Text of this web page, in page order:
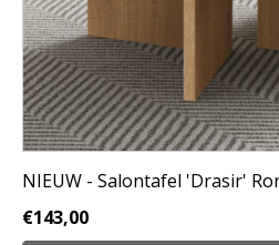
NIEUW - Salontafel 'Drasir'
€143,00